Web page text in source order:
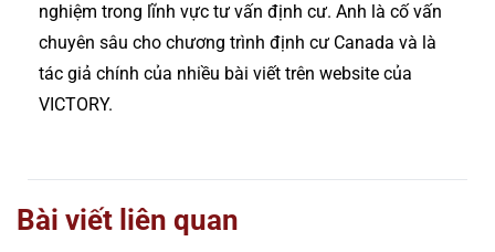
nghiệm trong lĩnh vực tư vấn định cư. Anh là cố vấn
chuyên sâu cho chương trình định cư Canada và là
tác giả chính của nhiều bài viết trên website của
VICTORY.
Bài viết liên quan